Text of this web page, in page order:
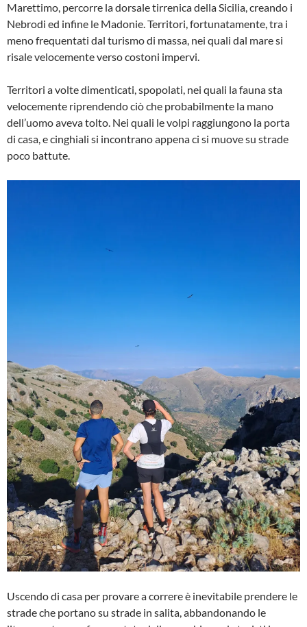
Marettimo, percorre la dorsale tirrenica della Sicilia, creando i
Nebrodi ed infine le Madonie. Territori, fortunatamente, tra i
meno frequentati dal turismo di massa, nei quali dal mare si
risale velocemente verso costoni impervi.
Territori a volte dimenticati, spopolati, nei quali la fauna sta
velocemente riprendendo ciò che probabilmente la mano
dell’uomo aveva tolto. Nei quali le volpi raggiungono la porta
di casa, e cinghiali si incontrano appena ci si muove su strade
poco battute.
Uscendo di casa per provare a correre è inevitabile prendere le
strade che portano su strade in salita, abbandonando le